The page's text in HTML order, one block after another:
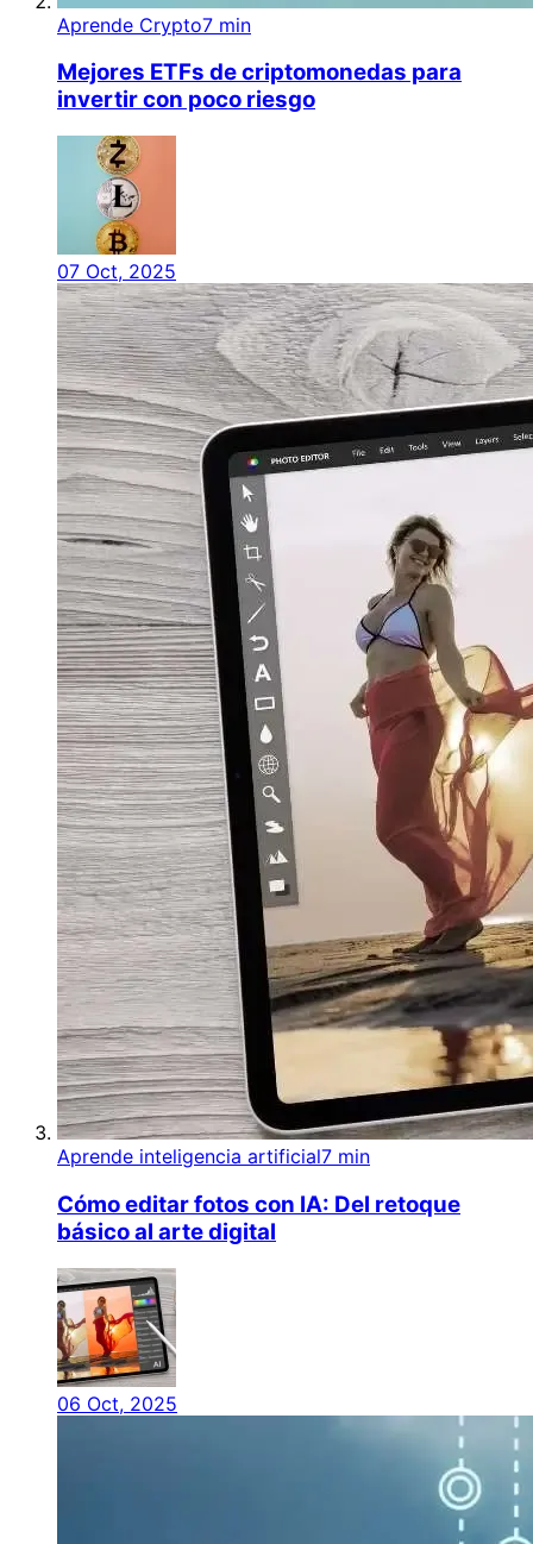
Aprende Crypto7 min
Mejores ETFs de criptomonedas para
invertir con poco riesgo
07 Oct, 2025
Aprende inteligencia artificial7 min
Cómo editar fotos con IA: Del retoque
básico al arte digital
06 Oct, 2025